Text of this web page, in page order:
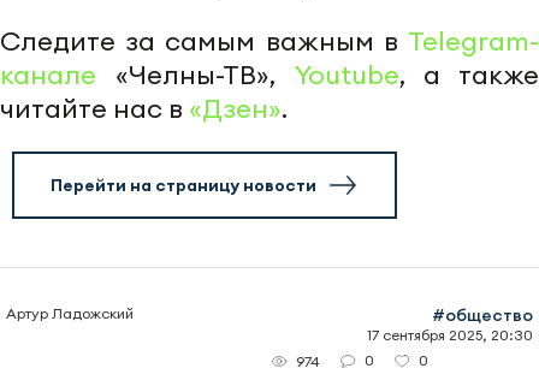
Следите за самым важным в Telegram-
канале «Челны-ТВ», Youtube, а также
читайте нас в «Дзен».
Перейти на страницу новости
Артур Ладожский #общество
17 сентября 2025, 20:30
974
0 0